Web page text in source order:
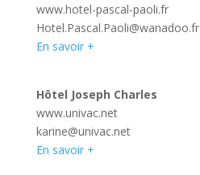
www.hotel-pascal-paoli.fr
Hotel.Pascal.Paoli@wanadoo.fr
En savoir +
Hôtel Joseph Charles
www.univac.net
karine@univac.net
En savoir +